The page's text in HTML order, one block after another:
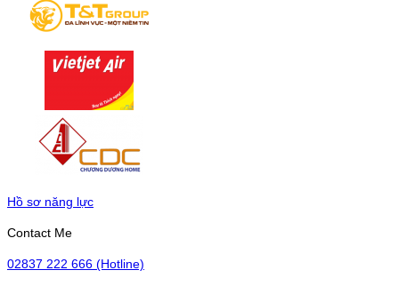
Hồ sơ năng lực
Contact Me
02837 222 666 (Hotline)